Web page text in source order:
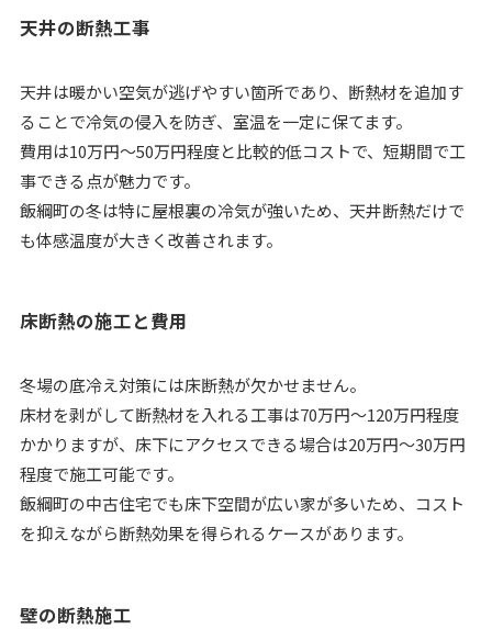
天井の断熱工事
天井は暖かい空気が逃げやすい箇所であり、断熱材を追加す
ることで冷気の侵入を防ぎ、室温を一定に保てます。
費用は10万円～50万円程度と比較的低コストで、短期間で工
事できる点が魅力です。
飯綱町の冬は特に屋根裏の冷気が強いため、天井断熱だけで
も体感温度が大きく改善されます。
床断熱の施工と費用
冬場の底冷え対策には床断熱が欠かせません。
床材を剥がして断熱材を入れる工事は70万円～120万円程度
かかりますが、床下にアクセスできる場合は20万円～30万円
程度で施工可能です。
飯綱町の中古住宅でも床下空間が広い家が多いため、コスト
を抑えながら断熱効果を得られるケースがあります。
壁の断熱施工